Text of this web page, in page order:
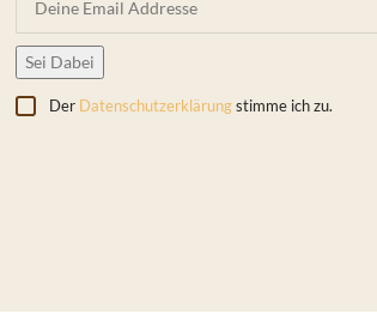
Der Datenschutzerklärungstimme ich zu.